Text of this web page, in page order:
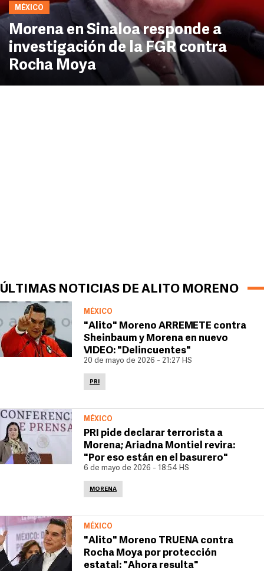
MÉXICO
Morena en Sinaloa responde a
investigación de la FGR contra
Rocha Moya
ÚLTIMAS NOTICIAS DE ALITO MORENO
MÉXICO
"Alito" Moreno ARREMETE contra
Sheinbaum y Morena en nuevo
VIDEO: "Delincuentes"
20 de mayo de 2026 - 21:27 HS
PRI
MÉXICO
PRI pide declarar terrorista a
Morena; Ariadna Montiel revira:
"Por eso están en el basurero"
6 de mayo de 2026 - 18:54 HS
MORENA
MÉXICO
"Alito" Moreno TRUENA contra
Rocha Moya por protección
estatal: "Ahora resulta"